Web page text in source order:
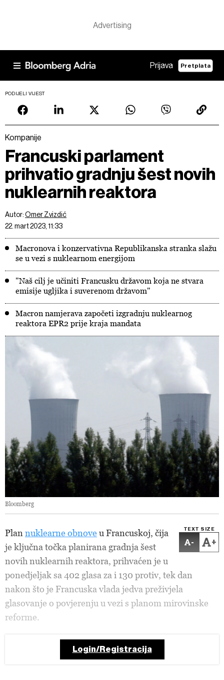
Prijava Pretplata
PODIJELI VIJEST
Kompanije
Francuski parlament
prihvatio gradnju šest novih
nuklearnih reaktora
Autor:Omer Zvizdić
22. mart 2023, 11:33
Macronova i konzervativna Republikanska stranka slažu
se u vezi s nuklearnom energijom
"Naš cilj je učiniti Francusku državom koja ne stvara
emisije ugljika i suverenom državom"
Macron namjerava započeti izgradnju nuklearnog
reaktora EPR2 prije kraja mandata
Bloomberg
TEXT SIZE
- +
Plan nuklearne obnoveu Francuskoj, čija
je ključna točka planirana gradnja šest
novih nuklearnih reaktora, prihvaćen je u
ponedjeljak sa 402 glasa za i 130 protiv, tek dan
nakon što je Francuska vlada jedva preživjela
glasovanje o povjerenju u vezi s planom mirovinske
reforme.
Login/Registracija